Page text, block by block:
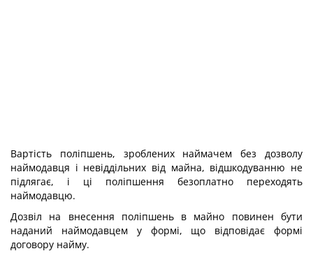
Вартість поліпшень, зроблених наймачем без дозволу
наймодавця і невіддільних від майна, відшкодуванню не
підлягає, і ці поліпшення безоплатно переходять
наймодавцю.
Дозвіл на внесення поліпшень в майно повинен бути
наданий наймодавцем у формі, що відповідає формі
договору найму.